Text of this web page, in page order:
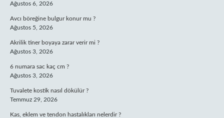
Ağustos 6, 2026
Avcı böreğine bulgur konur mu ?
Ağustos 5, 2026
Akrilik tiner boyaya zarar verir mi ?
Ağustos 3, 2026
6 numara sac kaç cm ?
Ağustos 3, 2026
Tuvalete kostik nasıl dökülür ?
Temmuz 29, 2026
Kas, eklem ve tendon hastalıkları nelerdir ?